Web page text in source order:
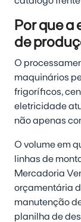
Por que
de
O
maquinários
frigoríficos,
eletricidade
não apenas
O volume em
linhas de
Mercadoria
orçamentária
manutenção
planilha de